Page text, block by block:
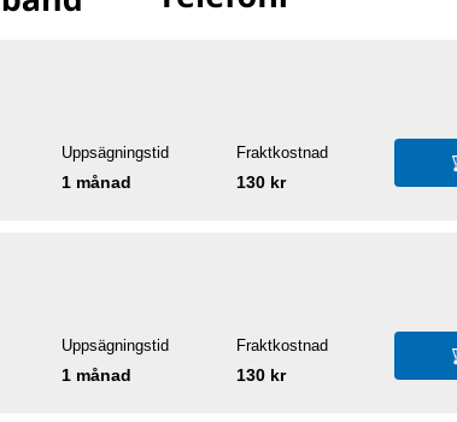
Uppsägningstid
1 månad
Fraktkostnad
130 kr
Uppsägningstid
1 månad
Fraktkostnad
130 kr